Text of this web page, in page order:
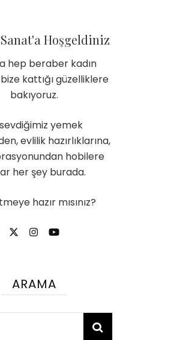
Hoşgeldiniz
hep beraber kadın
kattığı güzelliklere
bakıyoruz.
yemek
evlilik hazırlıklarına,
hobilere
her şey burada.
hazır mısınız?
ARAMA